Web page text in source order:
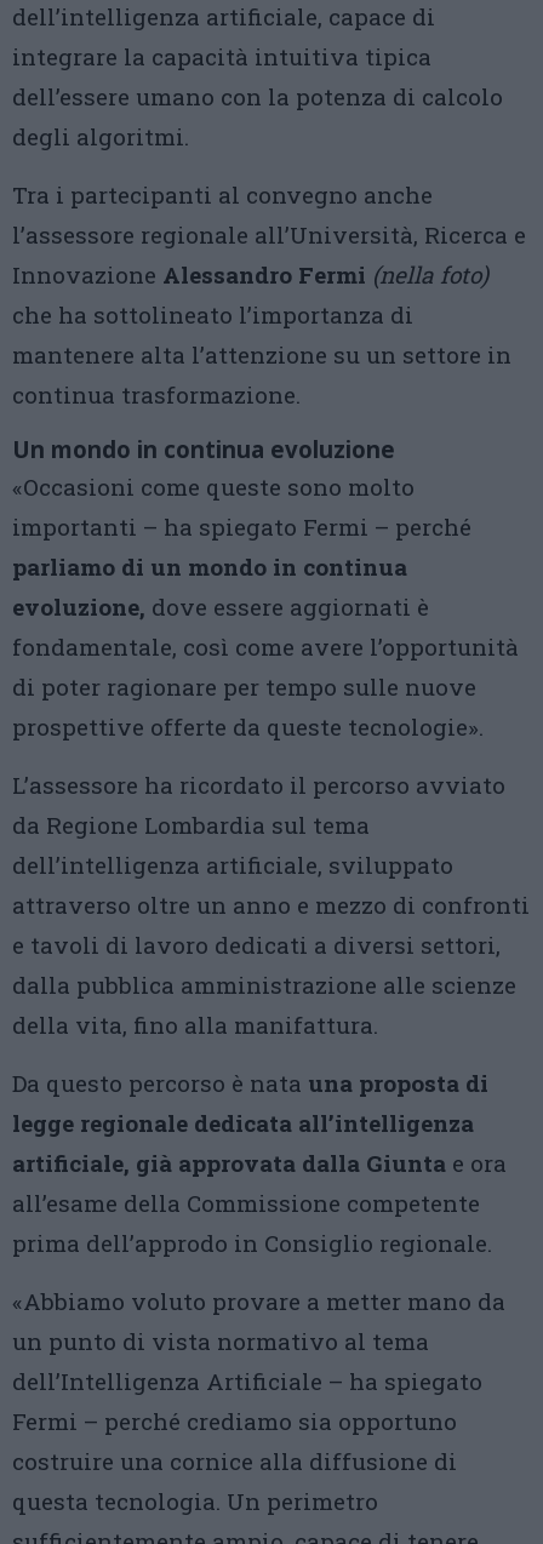
dell’intelligenza artificiale, capace di
integrare la capacità intuitiva tipica
dell’essere umano con la potenza di calcolo
degli algoritmi.
Tra i partecipanti al convegno anche
l’assessore regionale all’Università, Ricerca e
Innovazione Alessandro Fermi (nella foto)
che ha sottolineato l’importanza di
mantenere alta l’attenzione su un settore in
continua trasformazione.
Un mondo in continua evoluzione
«Occasioni come queste sono molto
importanti – ha spiegato Fermi – perché
parliamo di un mondo in continua
evoluzione, dove essere aggiornati è
fondamentale, così come avere l’opportunità
di poter ragionare per tempo sulle nuove
prospettive offerte da queste tecnologie».
L’assessore ha ricordato il percorso avviato
da Regione Lombardia sul tema
dell’intelligenza artificiale, sviluppato
attraverso oltre un anno e mezzo di confronti
e tavoli di lavoro dedicati a diversi settori,
dalla pubblica amministrazione alle scienze
della vita, fino alla manifattura.
Da questo percorso è nata una proposta di
legge regionale dedicata all’intelligenza
artificiale, già approvata dalla Giunta e ora
all’esame della Commissione competente
prima dell’approdo in Consiglio regionale.
«Abbiamo voluto provare a metter mano da
un punto di vista normativo al tema
dell’Intelligenza Artificiale – ha spiegato
Fermi – perché crediamo sia opportuno
costruire una cornice alla diffusione di
questa tecnologia. Un perimetro